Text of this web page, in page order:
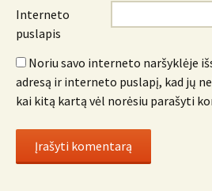
Interneto
puslapis
Noriu savo interneto naršyklėje
adresą ir interneto puslapį, kad jų
kai kitą kartą vėl norėsiu parašyti